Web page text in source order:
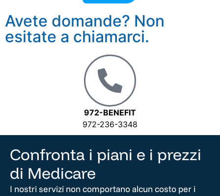
Avete domande? Non
esitate a chiamarci.
972-BENEFIT
972-236-3348
Confronta i piani e i prezzi
di Medicare
I nostri servizi non comportano alcun costo per i